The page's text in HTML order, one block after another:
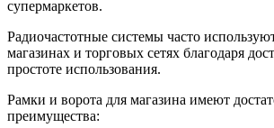
супермаркетов.
Радиочастотные системы часто
магазинах и торговых сетях благодаря
простоте использования.
Рамки и ворота для магазина имеют
преимущества: